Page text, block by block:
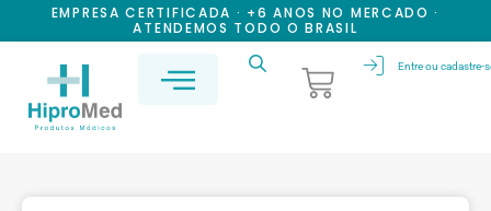
EMPRESA CERTIFICADA · +6 ANOS NO MERCADO ·
ATENDEMOS TODO O BRASIL
Entre ou cadastre-